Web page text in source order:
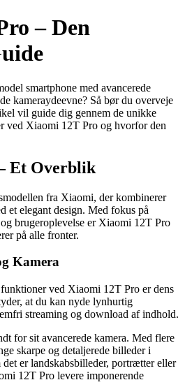
– Den
smartphone med avancerede
kameraydeevne? Så bør du overveje
vil guide dig gennem de unikke
ved Xiaomi 12T Pro og hvorfor den
Et Overblik
fra Xiaomi, der kombinerer
et elegant design. Med fokus på
brugeroplevelse er Xiaomi 12T Pro
på alle fronter.
Kamera
ved Xiaomi 12T Pro er dens
at du kan nyde lynhurtig
streaming og download af indhold.
for sit avancerede kamera. Med flere
skarpe og detaljerede billeder i
er landskabsbilleder, portrætter eller
12T Pro levere imponerende